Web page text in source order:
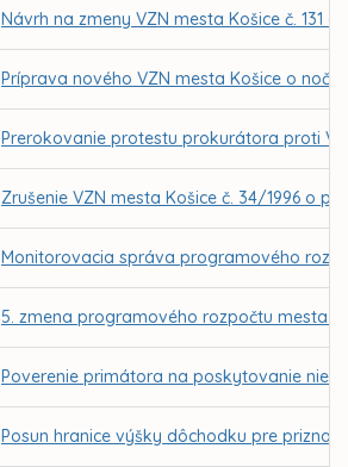
Návrh na zmeny VZN mesta Košice č.
Príprava nového VZN mesta Košice o
Prerokovanie protestu prokurátora proti
Zrušenie VZN mesta Košice č. 34/1996 o
Monitorovacia správa programového
5. zmena programového rozpočtu mesta
Poverenie primátora na poskytovanie
Posun hranice výšky dôchodku pre